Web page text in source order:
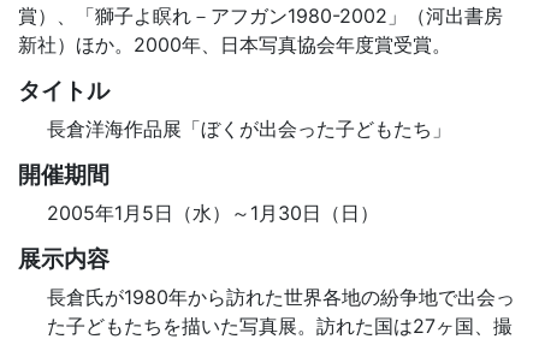
賞）、「獅子よ瞑れ－アフガン1980-2002」（河出書房
新社）ほか。2000年、日本写真協会年度賞受賞。
タイトル
長倉洋海作品展「ぼくが出会った子どもたち」
開催期間
2005年1月5日（水）～1月30日（日）
展示内容
長倉氏が1980年から訪れた世界各地の紛争地で出会っ
た子どもたちを描いた写真展。訪れた国は27ヶ国、撮